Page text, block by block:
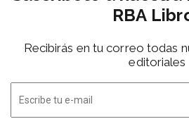
RBA
Recibirás en tu correo todas
editoriales